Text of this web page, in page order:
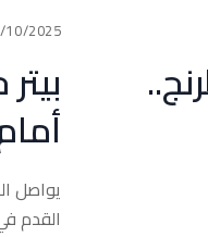
10/2025
يواصل
القدم